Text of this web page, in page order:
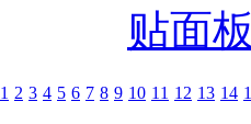
贴面
1 2 3 4 5 6 7 8 9 10 11 12 13 14